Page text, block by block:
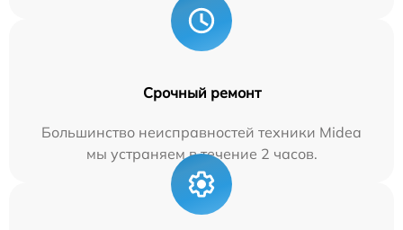
Срочный ремонт
Большинство неисправностей техники Midea
мы устраняем в течение 2 часов.